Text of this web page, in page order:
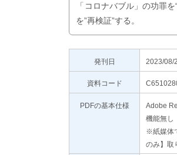
「コロナバブル」の功罪
を”再検証”する。
発刊日 2023/08/
資料コード
PDFの基本仕様
Adobe
機能無
※紙媒体
のみ】取